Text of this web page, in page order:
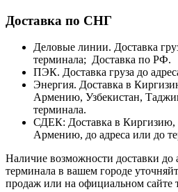
Доставка по СНГ
Деловые линии. Доставка
терминала; Доставка по РФ.
ПЭК. Доставка груза до
Энергия. Доставка в
Армению, Узбекистан,
терминала.
СДЕК: Доставка в Киргизию,
Армению, до адреса или до
Наличие возможности доставки до
терминала в вашем городе
продаж или на официальном сайте